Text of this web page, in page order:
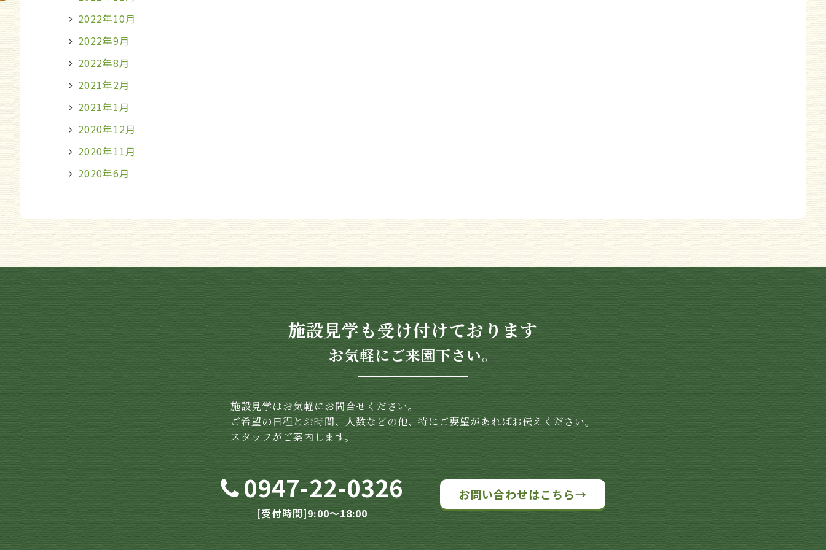
2022年10月
2022年9月
2022年8月
2021年2月
2021年1月
2020年12月
2020年11月
2020年6月
施設見学も受け付けております
お気軽にご来園下さい。
施設見学はお気軽にお問合せください。
ご希望の日程とお時間、人数などの他、特にご要望があればお伝えください。
スタッフがご案内します。
0947-22-0326
[受付時間]9:00～18:00
お問い合わせはこちら→